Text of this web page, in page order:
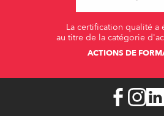
La certification qualité a
au titre de la catégorie
ACTIONS DE